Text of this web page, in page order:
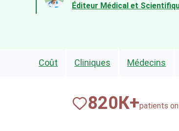
Éditeur Médical et
Coût Cliniques Médecins
820К+patients